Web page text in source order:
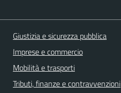
Giustizia e sicurezza pubblica
Imprese e commercio
Mobilità e trasporti
Tributi, finanze e contravvenzioni